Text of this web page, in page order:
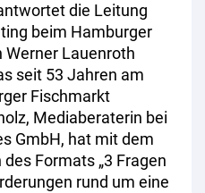
die Leitung
beim Hamburger
Lauenroth
seit 53 Jahren am
Fischmarkt
Mediaberaterin bei
GmbH, hat mit dem
Formats „3 Fragen
rund um eine